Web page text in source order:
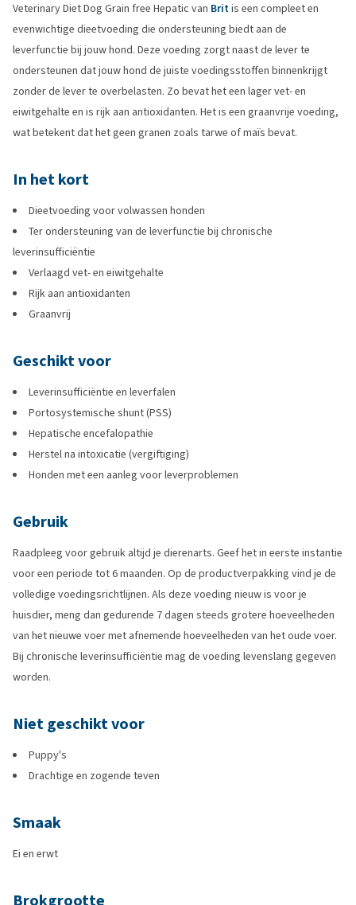
Veterinary Diet Dog Grain free Hepatic van Britis een compleet en
evenwichtige dieetvoeding die ondersteuning biedt aan de
leverfunctie bij jouw hond. Deze voeding zorgt naast de lever te
ondersteunen dat jouw hond de juiste voedingsstoffen binnenkrijgt
zonder de lever te overbelasten. Zo bevat het een lager vet- en
eiwitgehalte en is rijk aan antioxidanten. Het is een graanvrije voeding,
wat betekent dat het geen granen zoals tarwe of maïs bevat.
In het kort
Dieetvoeding voor volwassen honden
Ter ondersteuning van de leverfunctie bij chronische
leverinsufficiëntie
Verlaagd vet- en eiwitgehalte
Rijk aan antioxidanten
Graanvrij
Geschikt voor
Leverinsufficiëntie en leverfalen
Portosystemische shunt (PSS)
Hepatische encefalopathie
Herstel na intoxicatie (vergiftiging)
Honden met een aanleg voor leverproblemen
Gebruik
Raadpleeg voor gebruik altijd je dierenarts. Geef het in eerste instantie
voor een periode tot 6 maanden. Op de productverpakking vind je de
volledige voedingsrichtlijnen. Als deze voeding nieuw is voor je
huisdier, meng dan gedurende 7 dagen steeds grotere hoeveelheden
van het nieuwe voer met afnemende hoeveelheden van het oude voer.
Bij chronische leverinsufficiëntie mag de voeding levenslang gegeven
worden.
Niet geschikt voor
Puppy's
Drachtige en zogende teven
Smaak
Ei en erwt
Brokgrootte